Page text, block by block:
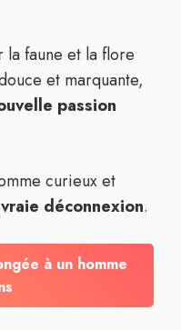
la faune et la flore
et marquante,
passion
curieux et
déconnexion.
à un homme